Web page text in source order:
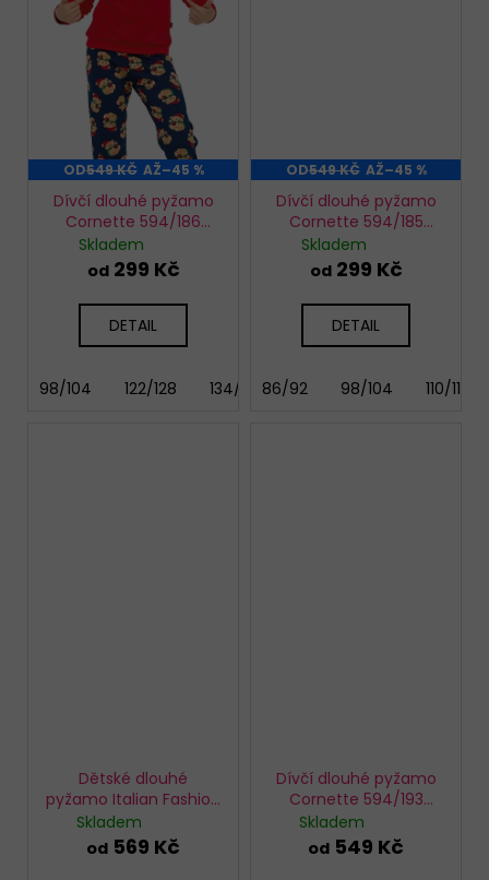
OD549 KČ AŽ–45 %
Dívčí dlouhé pyžamo
Cornette 594/186
Teddy
Skladem
od299 Kč
DETAIL
98/104 122/128 134/140 146/152
OD549 KČ AŽ–45 %
Dívčí dlouhé pyžamo
Cornette 594/185
Winter
Skladem
od299 Kč
DETAIL
86/92 98/104 110/116
Dětské dlouhé
pyžamo Italian Fashion
Wito
Skladem
od 569 Kč
Dívčí dlouhé pyžamo
Cornette 594/193
Sweet Dog
Skladem
od 549 Kč